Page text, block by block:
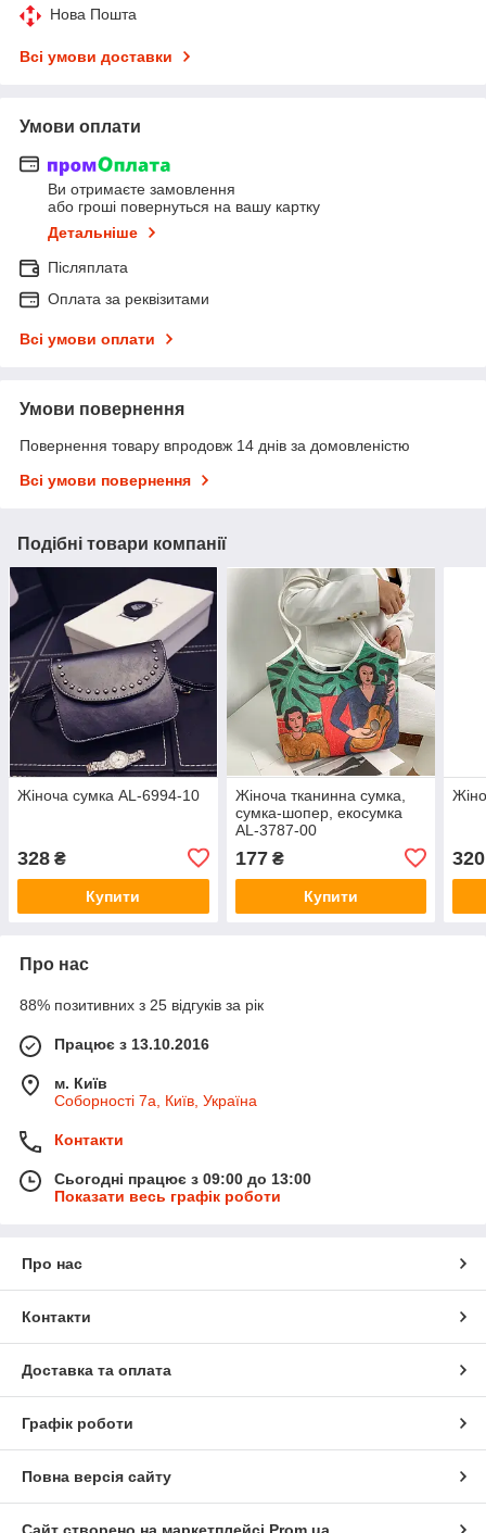
Нова Пошта
Всі умови доставки
Умови оплати
Ви отримаєте замовлення
або гроші повернуться на вашу картку
Детальніше
Післяплата
Оплата за реквізитами
Всі умови оплати
Умови повернення
Повернення товару впродовж 14 днів за домовленістю
Всі умови повернення
Подібні товари компанії
Жіноча сумка AL-6994-10
328 ₴
Купити
Жіноча тканинна сумка,
сумка-шопер, екосумка
AL-3787-00
177₴
Купити
320
Про нас
88% позитивних з 25 відгуків за рік
Працює з 13.10.2016
м. Київ
Соборності 7а, Київ, Україна
Контакти
Сьогодні працює з 09:00 до 13:00
Показати весь графік роботи
Про нас
Контакти
Доставка та оплата
Графік роботи
Повна версія сайту